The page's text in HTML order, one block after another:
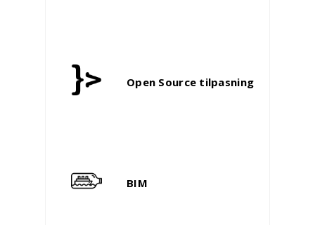
Open Source tilpasning
BIM